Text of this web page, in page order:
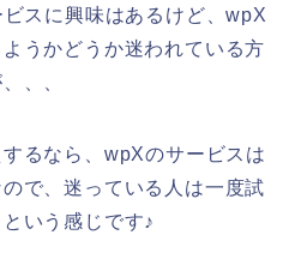
スに興味はあるけど、wpX
うかどうか迷われている方
、、
るなら、wpXのサービスは
で、迷っている人は一度試
いう感じです♪